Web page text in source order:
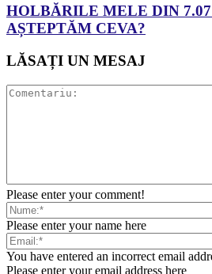
HOLBĂRILE MELE DIN
AȘTEPTĂM CEVA?
LĂSAȚI UN MESAJ
Please enter your comment!
Please enter your name here
You have entered an incorrect email
Please enter your email address here